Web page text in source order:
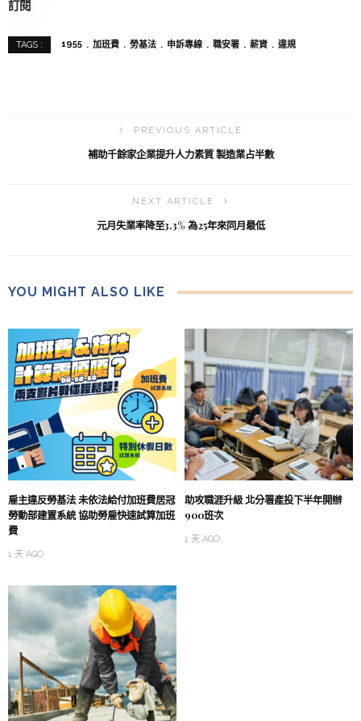
訂閱
TAGS : 1955 加班費 勞基法 申訴專線 職安署 薪資 違規
PREVIOUS ARTICLE
補助千餘家企業提升人力素質 製造業占半數
NEXT ARTICLE
元月失業率降至3.3% 為25年來同月最低
YOU MIGHT ALSO LIKE
雇主違反勞基法 未依法給付加班費居冠
勞動部建置系統 協助勞雇快速試算加班
費
1 天 AGO
助攻職涯升級 北分署產投下半年開辦
900班次
1 天 AGO